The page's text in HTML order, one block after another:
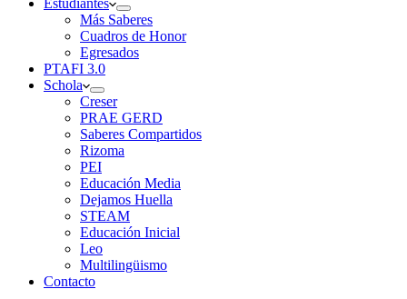
Estudiantes
Más Saberes
Cuadros de Honor
Egresados
PTAFI 3.0
Schola
Creser
PRAE GERD
Saberes Compartidos
Rizoma
PEI
Educación Media
Dejamos Huella
STEAM
Educación Inicial
Leo
Multilingüismo
Contacto